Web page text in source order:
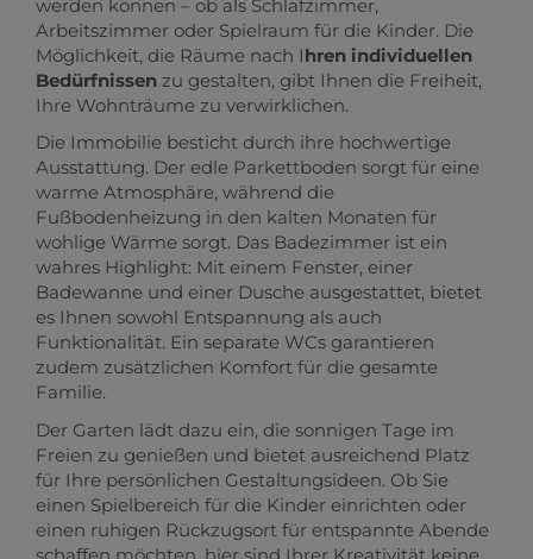
werden können – ob als Schlafzimmer,
Arbeitszimmer oder Spielraum für die Kinder. Die
Möglichkeit, die Räume nach Ihren individuellen
Bedürfnissen zu gestalten, gibt Ihnen die Freiheit,
Ihre Wohnträume zu verwirklichen.
Die Immobilie besticht durch ihre hochwertige
Ausstattung. Der edle Parkettboden sorgt für eine
warme Atmosphäre, während die
Fußbodenheizung in den kalten Monaten für
wohlige Wärme sorgt. Das Badezimmer ist ein
wahres Highlight: Mit einem Fenster, einer
Badewanne und einer Dusche ausgestattet, bietet
es Ihnen sowohl Entspannung als auch
Funktionalität. Ein separate WCs garantieren
zudem zusätzlichen Komfort für die gesamte
Familie.
Der Garten lädt dazu ein, die sonnigen Tage im
Freien zu genießen und bietet ausreichend Platz
für Ihre persönlichen Gestaltungsideen. Ob Sie
einen Spielbereich für die Kinder einrichten oder
einen ruhigen Rückzugsort für entspannte Abende
schaffen möchten, hier sind Ihrer Kreativität keine